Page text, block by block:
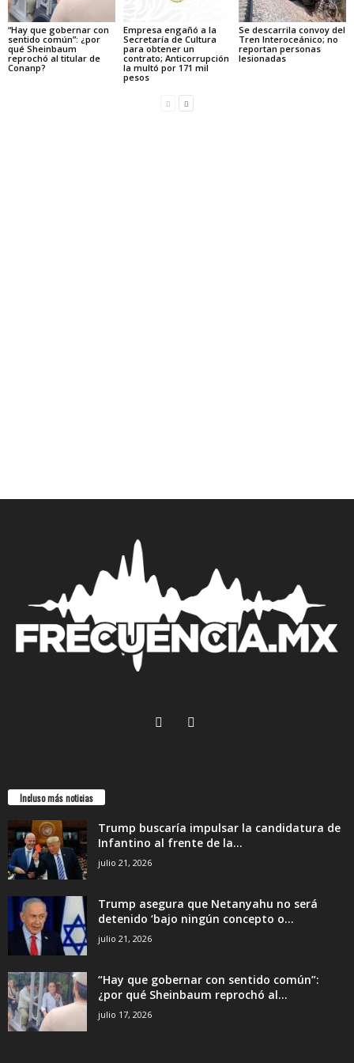
“Hay que gobernar con
sentido común”: ¿por
qué Sheinbaum
reprochó al titular de
Conanp?
Empresa engañó a la
Secretaría de Cultura
para obtener un
contrato; Anticorrupción
la multó por 171 mil
pesos
Se descarrila convoy del
Tren Interoceánico; no
reportan personas
lesionadas
Incluso más noticias
Trump buscaría impulsar la candidatura de
Infantino al frente de la...
julio 21, 2026
Trump asegura que Netanyahu no será
detenido ‘bajo ningún concepto o...
julio 21, 2026
“Hay que gobernar con sentido común”:
¿por qué Sheinbaum reprochó al...
julio 17, 2026